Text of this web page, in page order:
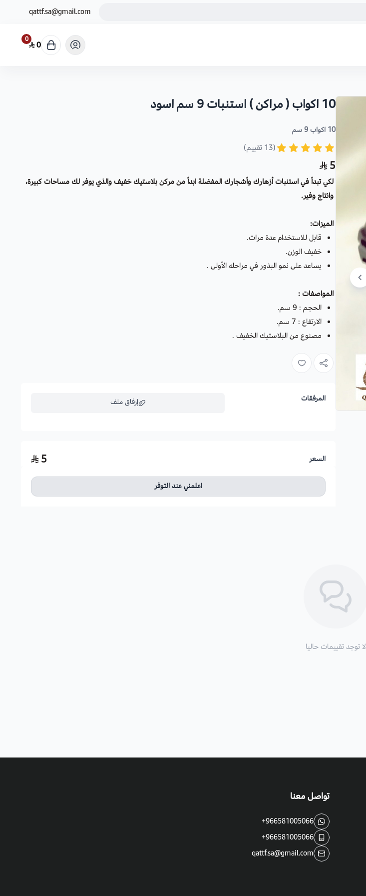
qattf.sa@gmail.com
0
0
10 اكواب ( مراكن ) استنبات 9 سم اسود
10 اكواب 9 سم
(13 تقييم)
5
لكي تبدأ في استنبات أزهارك وأشجارك المفضلة ابدأ من مركن بلاستيك خفيف والذي يوفر لك مساحات كبيرة،
وانتاج وفير.
الميزات:
قابل للاستخدام عدة مرات.
خفيف الوزن.
يساعد على نمو البذور في مراحله الأولى .
المواصفات :
الحجم : 9 سم.
الارتفاع : 7 سم.
مصنوع من البلاستيك الخفيف .
المرفقات إرفاق ملف
السعر 5
اعلمني عند التوفر
لا توجد تقييمات حاليا
تواصل معنا
+966581005066
+966581005066
qattf.sa@gmail.com